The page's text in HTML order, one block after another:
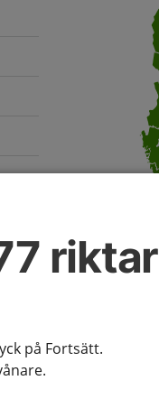
riktar
på Fortsätt.
just din